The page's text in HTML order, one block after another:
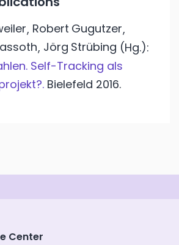
, Robert Gugutzer,
, Jörg Strübing (Hg.):
Self-Tracking als
Bielefeld 2016.
Center